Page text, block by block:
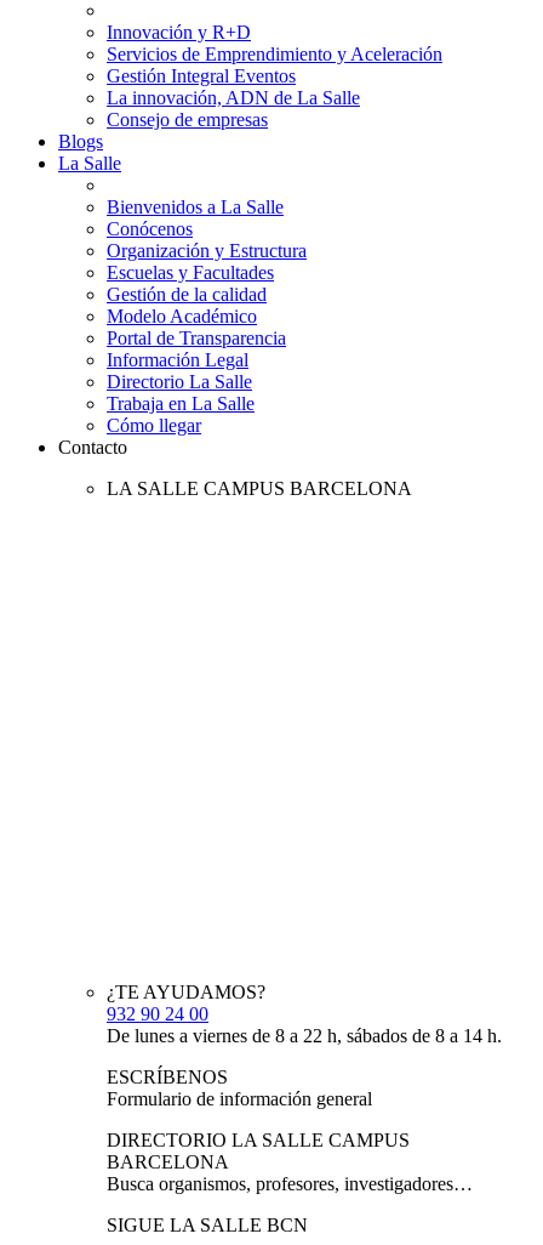
Innovación y R+D
Servicios de Emprendimiento y Aceleración
Gestión Integral Eventos
La innovación, ADN de La Salle
Consejo de empresas
Blogs
La Salle
Bienvenidos a La Salle
Conócenos
Organización y Estructura
Escuelas y Facultades
Gestión de la calidad
Modelo Académico
Portal de Transparencia
Información Legal
Directorio La Salle
Trabaja en La Salle
Cómo llegar
Contacto
LA SALLE CAMPUS BARCELONA
¿TE AYUDAMOS?
932 90 24 00
De lunes a viernes de 8 a 22 h, sábados de 8 a 14 h.
ESCRÍBENOS
Formulario de información general
DIRECTORIO LA SALLE CAMPUS
BARCELONA
Busca organismos, profesores, investigadores…
SIGUE LA SALLE BCN